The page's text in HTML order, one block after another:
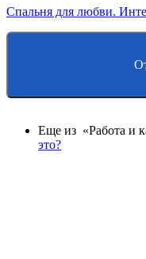
Спальня для любви.
Еще из «Работа и
это?